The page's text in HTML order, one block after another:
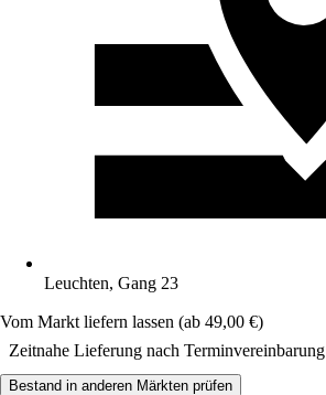
Leuchten, Gang 23
Vom Markt liefern lassen (ab 49,00 €)
Zeitnahe Lieferung nach Terminvereinbarung
Bestand in anderen Märkten prüfen